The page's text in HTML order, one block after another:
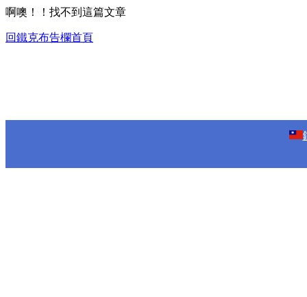
啊噢！！找不到這篇文章
回鐵克布告欄首頁